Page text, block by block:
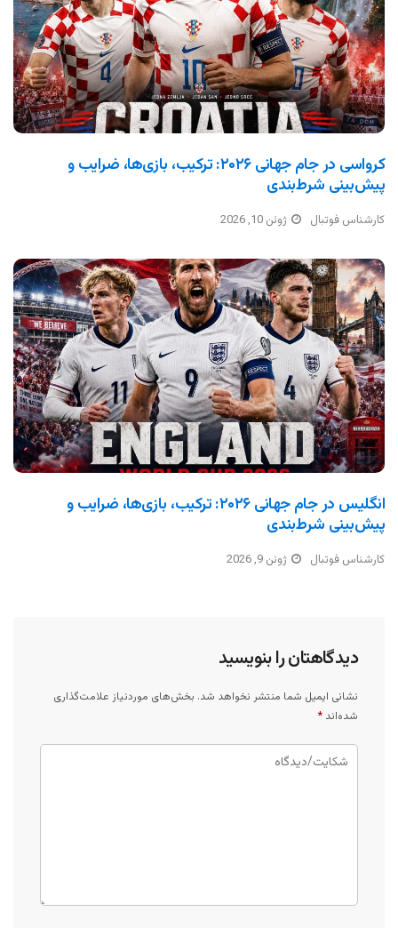
کرواسی در جام جهانی ۲۰۲۶: ترکیب، بازی‌ها، ضرایب و
پیش‌بینی شرط‌بندی
کارشناس فوتبال ژوئن 10, 2026
انگلیس در جام جهانی ۲۰۲۶: ترکیب، بازی‌ها، ضرایب و
پیش‌بینی شرط‌بندی
کارشناس فوتبال ژوئن 9, 2026
دیدگاهتان را بنویسید
نشانی ایمیل شما منتشر نخواهد شد. بخش‌های موردنیاز علامت‌گذاری
شده‌اند *